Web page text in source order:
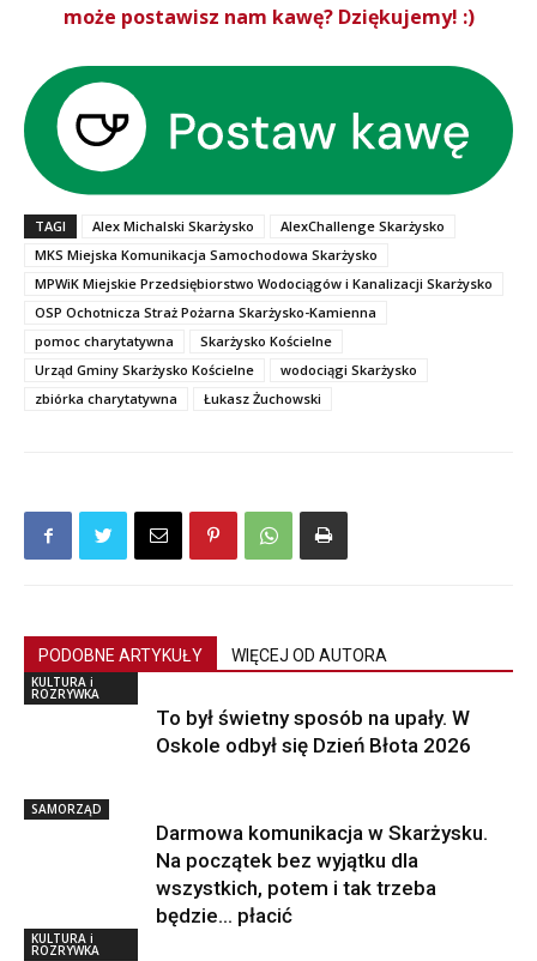
może postawisz nam kawę? Dziękujemy! :)
TAGI Alex Michalski Skarżysko
AlexChallenge Skarżysko
MKS Miejska Komunikacja Samochodowa Skarżysko
MPWiK Miejskie Przedsiębiorstwo Wodociągów i Kanalizacji Skarżysko
OSP Ochotnicza Straż Pożarna Skarżysko-Kamienna
pomoc charytatywna
Skarżysko Kościelne
Urząd Gminy Skarżysko Kościelne
wodociągi Skarżysko
zbiórka charytatywna
Łukasz Żuchowski
PODOBNE ARTYKUŁY WIĘCEJ OD AUTORA
KULTURA i
ROZRYWKA
To był świetny sposób na upały. W
Oskole odbył się Dzień Błota 2026
SAMORZĄD
Darmowa komunikacja w Skarżysku.
Na początek bez wyjątku dla
wszystkich, potem i tak trzeba
będzie… płacić
KULTURA i
ROZRYWKA